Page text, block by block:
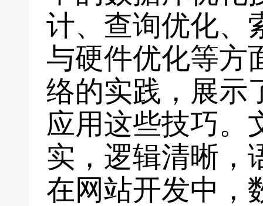
计、查询优化、
与硬件优化等方
络的实践，展示
应用这些技巧。
实，逻辑清晰，
在网站开发中，